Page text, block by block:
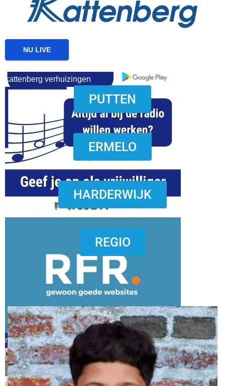
download onzze App
word vrijwilliger (1)
kattenberg verhuizingen
word vrijwilliger (1)
refreshed webdesign putten
NU LIVE
PUTTEN
ERMELO
HARDERWIJK
REGIO